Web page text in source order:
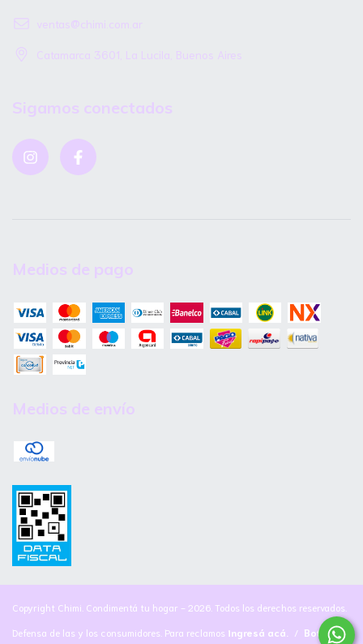
ventas@chimi.com.ar
Catamarca 3601, La Lucila, Buenos Aires
Sigamos conectados
Medios de pago
Medios de envío
Copyright Chimi. Condimentá tu hogar - 2026. Todos los derechos reservados.
Defensa de las y los consumidores. Para reclamos ingresá acá. / Botón de